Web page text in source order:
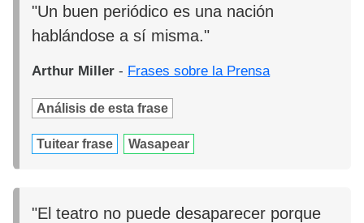
"Un buen periódico es una nación
hablándose a sí misma."
Arthur Miller - Frases sobre la Prensa
Análisis de esta frase
Tuitear frase Wasapear
"El teatro no puede desaparecer porque